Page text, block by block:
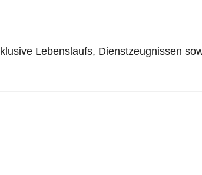
Lebenslaufs, Dienstzeugnissen